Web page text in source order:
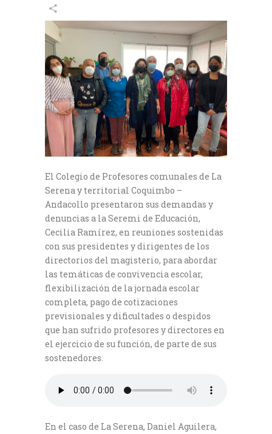
El Colegio de Profesores comunales de La
Serena y territorial Coquimbo –
Andacollo presentaron sus demandas y
denuncias a la Seremi de Educación,
Cecilia Ramírez, en reuniones sostenidas
con sus presidentes y dirigentes de los
directorios del magisterio, para abordar
las temáticas de convivencia escolar,
flexibilización de la jornada escolar
completa, pago de cotizaciones
previsionales y dificultades o despidos
que han sufrido profesores y directores en
el ejercicio de su función, de parte de sus
sostenedores.
En el caso de La Serena, Daniel Aguilera,